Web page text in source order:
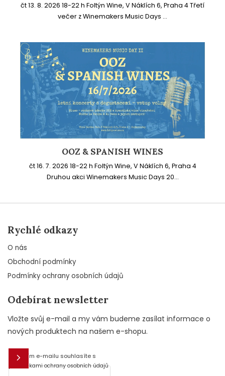
čt 13. 8. 2026 18-22 h Foltýn Wine, V Náklích 6, Praha 4 Třetí
večer z Winemakers Music Days ...
OOZ & SPANISH WINES
čt 16. 7. 2026 18-22 h Foltýn Wine, V Náklích 6, Praha 4
Druhou akci Winemakers Music Days 20...
Rychlé odkazy
O nás
Obchodní podmínky
Podmínky ochrany osobních údajů
Odebírat newsletter
Vložte svůj e-mail a my vám budeme zasílat informace o
nových produktech na našem e-shopu.
E-mail
Vložením e-mailu souhlasíte s
podmínkami ochrany osobních údajů